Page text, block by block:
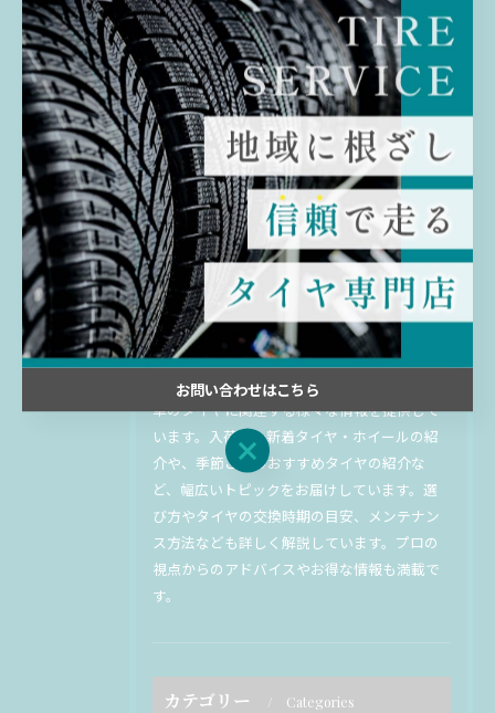
< 前のページ 一覧に戻る 次のページ >
関連タグ
#千葉 #佐倉 #持ち込み #中古 #タイヤ
最新のタイヤの入荷情報などをお
届け
車のタイヤに関連する様々な情報を提供して
います。入荷した新着タイヤ・ホイールの紹
介や、季節ごとのおすすめタイヤの紹介な
ど、幅広いトピックをお届けしています。選
び方やタイヤの交換時期の目安、メンテナン
ス方法なども詳しく解説しています。プロの
視点からのアドバイスやお得な情報も満載で
す。
カテゴリー Categories
お問い合わせはこちら
お問い合わせはこちら